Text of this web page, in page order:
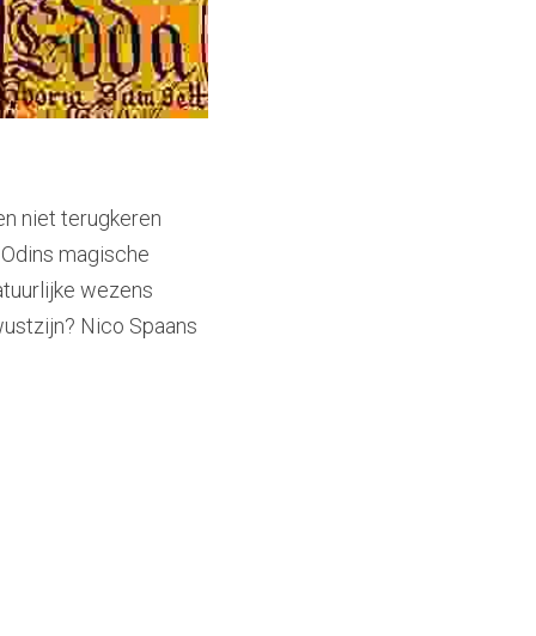
niet terugkeren
magische
wezens
Nico Spaans